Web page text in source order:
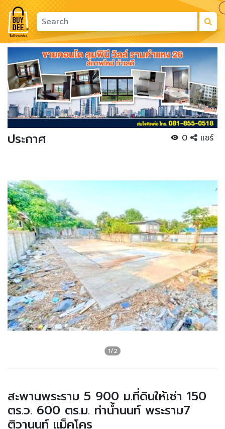
Previous Next
ประกาศ 0 แชร์
สะพานพระราม 5 900 ม.ที่ดินให้เช่า 150
ตร.ว. 600 ตร.ม. ท่าน้ำนนท์ พระราม7
ติวานนท์ แม็คโคร